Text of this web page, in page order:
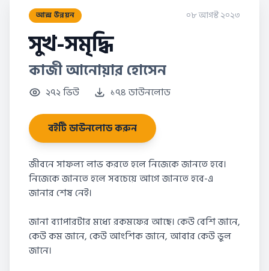
আত্ম উন্নয়ন ০৮ আগস্ট ২০২৩
সুখ-সমৃদ্ধি
কাজী আনোয়ার হোসেন
২৭২ ভিউ ১৭৪ ডাউনলোড
বইটি ডাউনলোড করুন
জীবনে সাফল্য লাভ করতে হলে নিজেকে জানতে হবে।
নিজেকে জানতে হলে সবচেয়ে আগে জানতে হবে-এ
জানার শেষ নেই।
জানা ব্যাপারটার মধ্যে রকমফের আছে। কেউ বেশি জানে,
কেউ কম জানে, কেউ আংশিক জানে, আবার কেউ ভুল
জানে।